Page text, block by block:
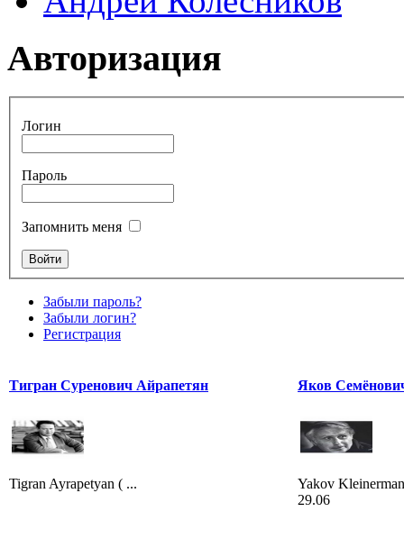
Авторизация
Логин
Пароль
Запомнить меня
Забыли пароль?
Забыли логин?
Регистрация
Тигран Суренович Айрапетян
Tigran Ayrapetyan ( ...
Яков
Yakov
29.06